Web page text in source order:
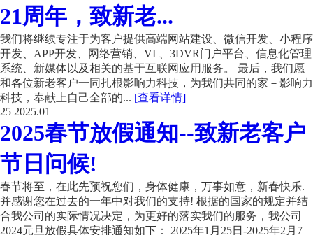
21周年，致新老...
我们将继续专注于为客户提供高端网站建设、微信开发、小程序
开发、APP开发、网络营销、VI 、3DVR门户平台、信息化管理
系统、新媒体以及相关的基于互联网应用服务。 最后，我们愿
和各位新老客户一同扎根影响力科技，为我们共同的家－影响力
科技，奉献上自己全部的... [查看详情]
25 2025.01
2025春节放假通知--致新老客户
节日问候!
春节将至，在此先预祝您们，身体健康，万事如意，新春快乐.
并感谢您在过去的一年中对我们的支持! 根据的国家的规定并结
合我公司的实际情况决定，为更好的落实我们的服务，我公司
2024元旦放假具体安排通知如下： 2025年1月25日-2025年2月7